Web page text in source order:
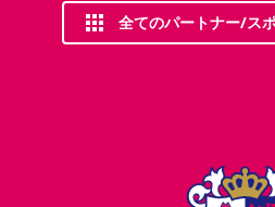
全てのパートナー/ス